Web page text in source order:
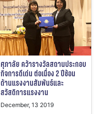
ศุภาลัย คว้ารางวัลสถานประกอบ
กิจการดีเด่น ต่อเนื่อง 2 ปีซ้อน
ด้านแรงงานสัมพันธ์และ
สวัสดิการแรงงาน
December, 13 2019